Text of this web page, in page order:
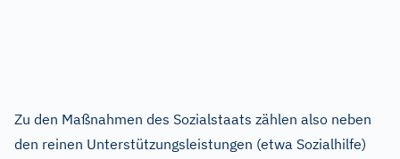
Zu den Maßnahmen des Sozialstaats zählen also neben
den reinen Unterstützungsleistungen (etwa Sozialhilfe)